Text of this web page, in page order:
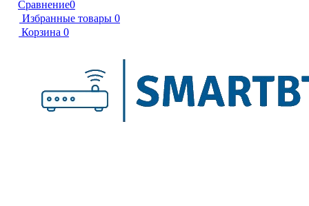
Сравнение0
Избранные товары 0
Корзина 0